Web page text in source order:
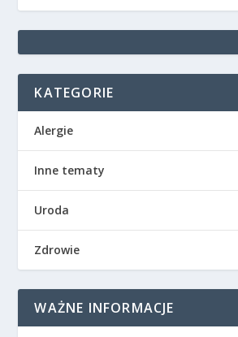
KATEGORIE
Alergie
Inne tematy
Uroda
Zdrowie
WAŻNE INFORMACJE